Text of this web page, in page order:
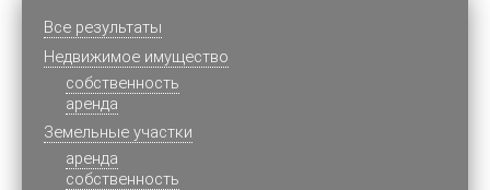
Все результаты
Недвижимое имущество
cобственность
аренда
Земельные участки
аренда
собственность